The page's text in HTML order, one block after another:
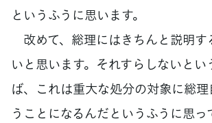
というふうに思います。
改めて、総理にはきちんと説明す
いと思います。それすらしないとい
ば、これは重大な処分の対象に総
うことになるんだというふうに思っ